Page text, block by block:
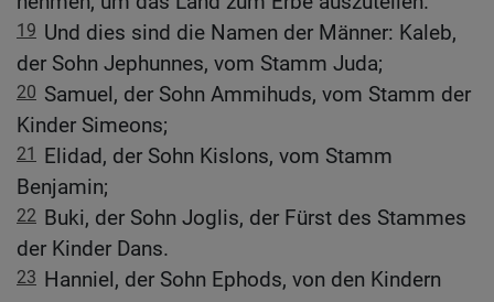
19 Und dies sind die Namen der Männer: Kaleb,
der Sohn Jephunnes, vom Stamm Juda;
20 Samuel, der Sohn Ammihuds, vom Stamm der
Kinder Simeons;
21
Elidad, der Sohn Kislons, vom Stamm
Benjamin;
22 Buki, der Sohn Joglis, der Fürst des Stammes
der Kinder Dans.
23 Hanniel, der Sohn Ephods, von den Kindern